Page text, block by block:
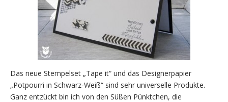
Das neue Stempelset „Tape it“ und das Designerpapier
„Potpourri in Schwarz-Weiß“ sind sehr universelle Produkte.
Ganz entzückt bin ich von den Süßen Pünktchen, die